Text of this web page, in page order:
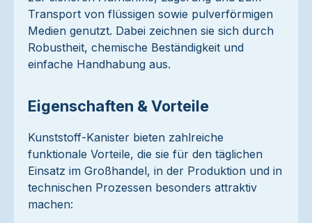
Transport von flüssigen sowie pulverförmigen
Medien genutzt. Dabei zeichnen sie sich durch
Robustheit, chemische Beständigkeit und
einfache Handhabung aus.
Eigenschaften & Vorteile
Kunststoff-Kanister bieten zahlreiche
funktionale Vorteile, die sie für den täglichen
Einsatz im Großhandel, in der Produktion und in
technischen Prozessen besonders attraktiv
machen: